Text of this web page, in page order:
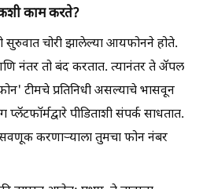
काम करते?
चोरी झालेल्या आयफोनने होते.
नंतर तो बंद करतात. त्यानंतर ते ॲपल
टीमचे प्रतिनिधी असल्याचे भासवून
पीडिताशी संपर्क साधतात.
करणाऱ्याला तुमचा फोन नंबर